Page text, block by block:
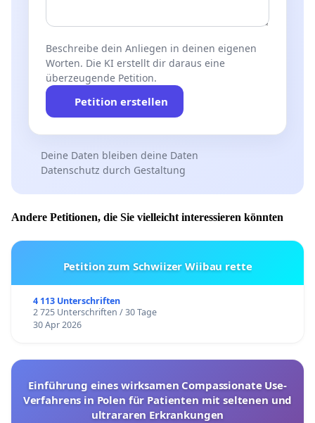
Beschreibe dein Anliegen in deinen eigenen
Worten. Die KI erstellt dir daraus eine
überzeugende Petition.
Petition erstellen
Deine Daten bleiben deine Daten
Datenschutz durch Gestaltung
Andere Petitionen, die Sie vielleicht interessieren könnten
Petition zum Schwiizer Wiibau rette
4 113 Unterschriften
2 725 Unterschriften / 30 Tage
30 Apr 2026
Einführung eines wirksamen Compassionate Use-
Verfahrens in Polen für Patienten mit seltenen und
ultrararen Erkrankungen